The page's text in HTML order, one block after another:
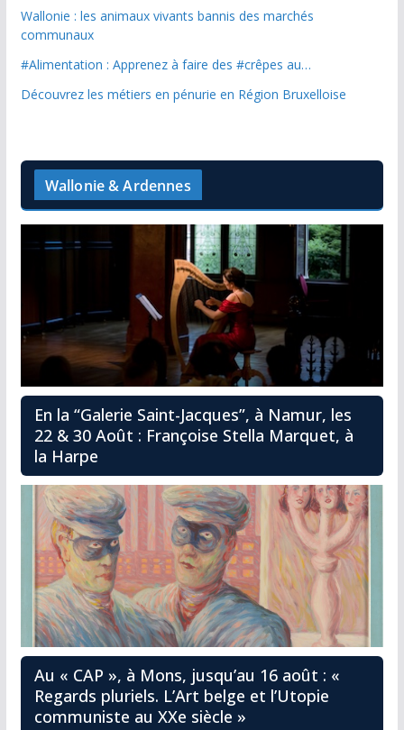
Wallonie : les animaux vivants bannis des marchés
communaux
#Alimentation : Apprenez à faire des #crêpes au…
Découvrez les métiers en pénurie en Région Bruxelloise
Wallonie & Ardennes
En la “Galerie Saint-Jacques”, à Namur, les
22 & 30 Août : Françoise Stella Marquet, à
la Harpe
Au « CAP », à Mons, jusqu’au 16 août : «
Regards pluriels. L’Art belge et l’Utopie
communiste au XXe siècle »